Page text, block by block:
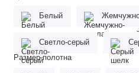
Белый
Светло-серый
Размер полотна